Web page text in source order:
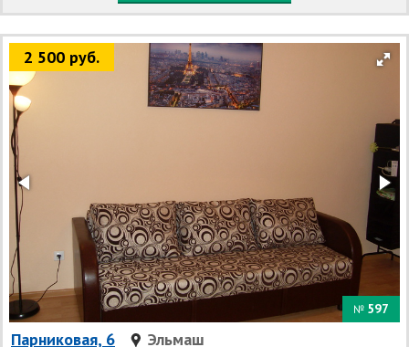
2 500 руб.
№ 597
Парниковая, 6 Эльмаш